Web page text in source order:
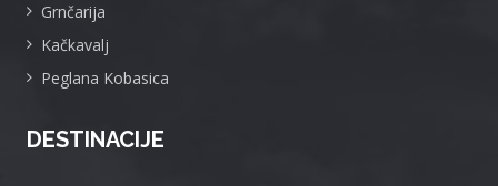
Grnčarija
Kačkavalj
Peglana Kobasica
DESTINACIJE